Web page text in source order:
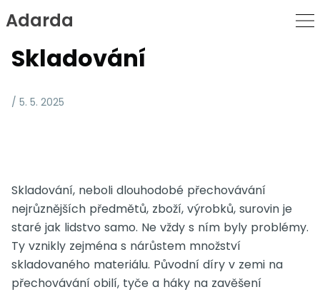
Skip
to
Content
Adarda
Skladování
/ 5. 5. 2025
Skladování, neboli dlouhodobé přechovávání
nejrůznějších předmětů, zboží, výrobků, surovin je
staré jak lidstvo samo. Ne vždy s ním byly problémy.
Ty vznikly zejména s nárůstem množství
skladovaného materiálu. Původní díry v zemi na
přechovávání obilí, tyče a háky na zavěšení